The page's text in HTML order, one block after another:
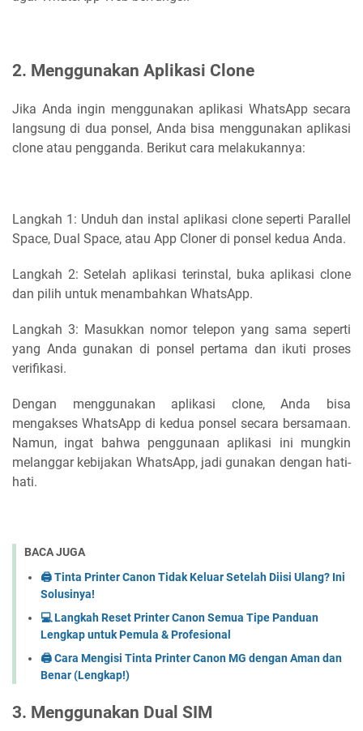
2. Menggunakan Aplikasi Clone
Jika Anda ingin menggunakan aplikasi WhatsApp secara
langsung di dua ponsel, Anda bisa menggunakan aplikasi
clone atau pengganda. Berikut cara melakukannya:
Langkah 1: Unduh dan instal aplikasi clone seperti Parallel
Space, Dual Space, atau App Cloner di ponsel kedua Anda.
Langkah 2: Setelah aplikasi terinstal, buka aplikasi clone
dan pilih untuk menambahkan WhatsApp.
Langkah 3: Masukkan nomor telepon yang sama seperti
yang Anda gunakan di ponsel pertama dan ikuti proses
verifikasi.
Dengan menggunakan aplikasi clone, Anda bisa
mengakses WhatsApp di kedua ponsel secara bersamaan.
Namun, ingat bahwa penggunaan aplikasi ini mungkin
melanggar kebijakan WhatsApp, jadi gunakan dengan hati-
hati.
BACA JUGA
🖨️ Tinta Printer Canon Tidak Keluar Setelah Diisi Ulang? Ini
Solusinya!
💻 Langkah Reset Printer Canon Semua Tipe Panduan
Lengkap untuk Pemula & Profesional
🖨️ Cara Mengisi Tinta Printer Canon MG dengan Aman dan
Benar (Lengkap!)
3. Menggunakan Dual SIM